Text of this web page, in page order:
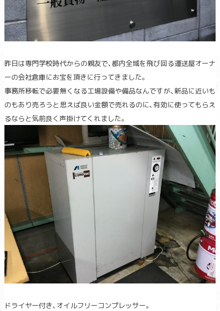
昨日は専門学校時代からの親友で、都内全域を飛び回る運送屋オーナ
ーの会社倉庫にお宝を頂きに行ってきました。
事務所移転で必要無くなる工場設備や備品なんですが、新品に近いも
のもあり売ろうと思えば良い金額で売れるのに、有効に使ってもらえ
るならと気前良く声掛けてくれました。
ドライヤー付き、オイルフリーコンプレッサー。